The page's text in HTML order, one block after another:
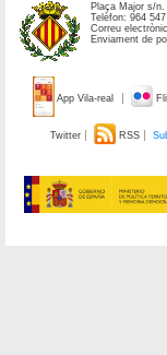
Plaça Major s/
Telèfon: 964
Correu
Enviament de
App Vila-real
Twitter RSS